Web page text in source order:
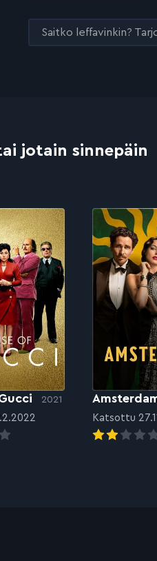
Saitko leffavinkin?
jotain sinnepäin
2021
Katsottu